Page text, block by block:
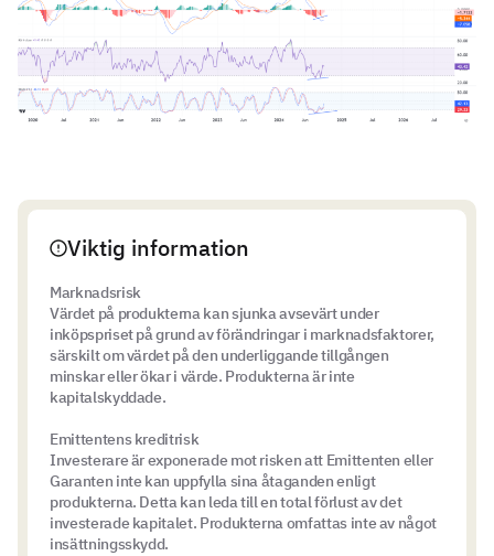
Viktig information
Marknadsrisk
Värdet på produkterna kan sjunka avsevärt under
inköpspriset på grund av förändringar i marknadsfaktorer,
särskilt om värdet på den underliggande tillgången
minskar eller ökar i värde. Produkterna är inte
kapitalskyddade.
Emittentens kreditrisk
Investerare är exponerade mot risken att Emittenten eller
Garanten inte kan uppfylla sina åtaganden enligt
produkterna. Detta kan leda till en total förlust av det
investerade kapitalet. Produkterna omfattas inte av något
insättningsskydd.